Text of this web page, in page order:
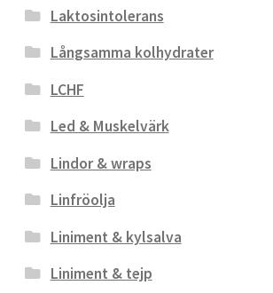
Laktosintolerans
Långsamma kolhydrater
LCHF
Led & Muskelvärk
Lindor & wraps
Linfröolja
Liniment & kylsalva
Liniment & tejp